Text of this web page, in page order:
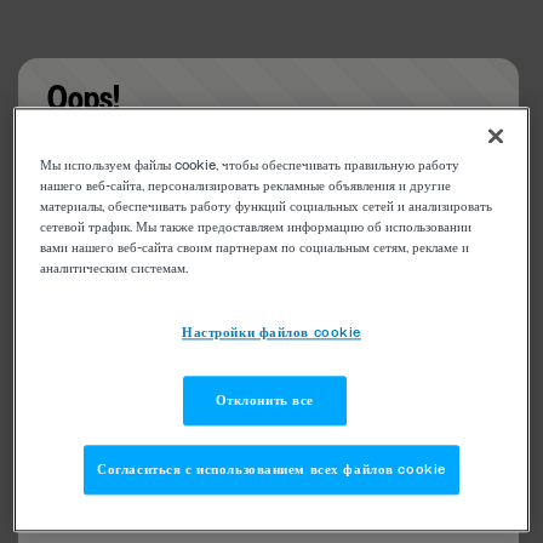
Oops!
Something went wrong. Please try refreshing the
app
Мы используем файлы cookie, чтобы обеспечивать правильную работу
нашего веб-сайта, персонализировать рекламные объявления и другие
материалы, обеспечивать работу функций социальных сетей и анализировать
сетевой трафик. Мы также предоставляем информацию об использовании
вами нашего веб-сайта своим партнерам по социальным сетям, рекламе и
аналитическим системам.
Настройки файлов cookie
Отклонить все
Согласиться с использованием всех файлов cookie